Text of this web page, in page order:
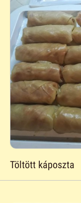
Töltött káposzta